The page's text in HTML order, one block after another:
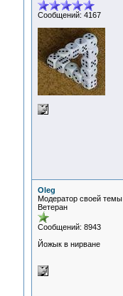
Сообщений: 4167
Oleg
Модератор своей темы
Ветеран
Сообщений: 8943
Йожык в нирване